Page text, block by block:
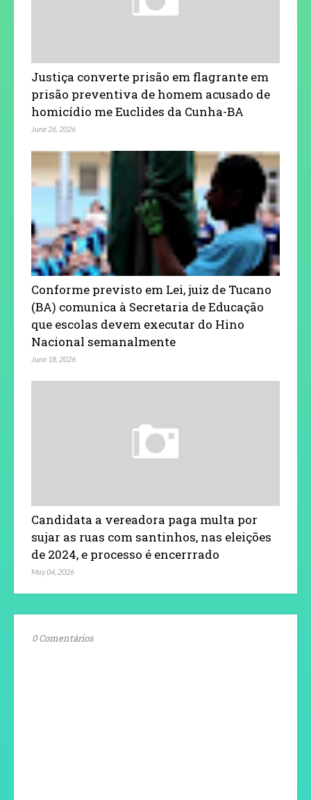
Justiça converte prisão em flagrante em
prisão preventiva de homem acusado de
homicídio me Euclides da Cunha-BA
June 26, 2026
Conforme previsto em Lei, juiz de Tucano
(BA) comunica à Secretaria de Educação
que escolas devem executar do Hino
Nacional semanalmente
June 18, 2026
Candidata a vereadora paga multa por
sujar as ruas com santinhos, nas eleições
de 2024, e processo é encerrrado
May 04, 2026
0 Comentários